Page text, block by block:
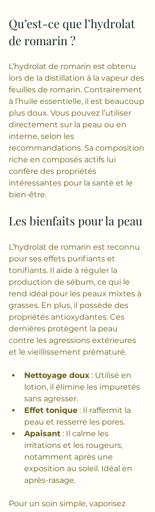
Qu’est-ce que l’hydrolat
de romarin ?
L’hydrolat de romarin est obtenu
lors de la distillation à la vapeur des
feuilles de romarin. Contrairement
à l’huile essentielle, il est beaucoup
plus doux. Vous pouvez l’utiliser
directement sur la peau ou en
interne, selon les
recommandations. Sa composition
riche en composés actifs lui
confère des propriétés
intéressantes pour la santé et le
bien-être.
Les bienfaits pour la peau
L’hydrolat de romarin est reconnu
pour ses effets purifiants et
tonifiants. Il aide à réguler la
production de sébum, ce qui le
rend idéal pour les peaux mixtes à
grasses. En plus, il possède des
propriétés antioxydantes. Ces
dernières protègent la peau
contre les agressions extérieures
et le vieillissement prématuré.
Nettoyage doux : Utilisé en
lotion, il élimine les impuretés
sans agresser.
Effet tonique : Il raffermit la
peau et resserre les pores.
Apaisant : Il calme les
irritations et les rougeurs,
notamment après une
exposition au soleil. Idéal en
après-rasage.
Pour un soin simple, vaporisez